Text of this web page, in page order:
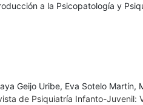
a la Psicopatología y
Geijo Uribe, Eva Sotelo Martín,
de Psiquiatría Infanto-Juvenil: